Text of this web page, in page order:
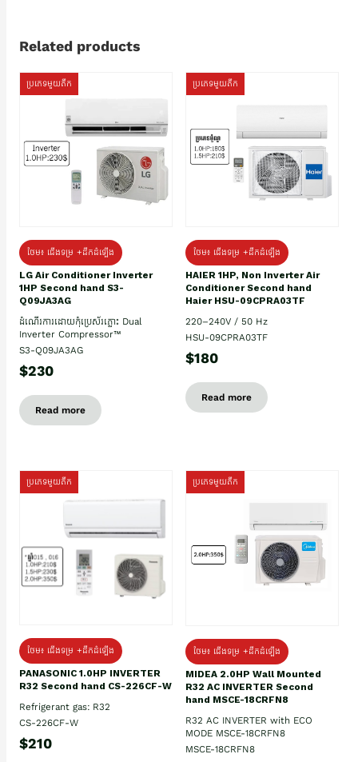
Related products
ប្រភេទមួយតឹក
ថែម៖ ជើងទម្រ +ដឹកដំឡើង
LG Air Conditioner Inverter
1HP Second hand S3-
Q09JA3AG
ដំណើរការដោយកុំប្រេស័រភ្លោះ Dual
Inverter Compressor™
S3-Q09JA3AG
$230
Read more
ប្រភេទមួយតឹក
ថែម៖ ជើងទម្រ +ដឹកដំឡើង
HAIER 1HP, Non Inverter Air
Conditioner Second hand
Haier HSU-09CPRA03TF
220–240V / 50 Hz
HSU-09CPRA03TF
$180
Read more
ប្រភេទមួយតឹក
ថែម៖ ជើងទម្រ +ដឹកដំឡើង
PANASONIC 1.0HP INVERTER
R32 Second hand CS-226CF-W
Refrigerant gas: R32
CS-226CF-W
$210
ប្រភេទមួយតឹក
ថែម៖ ជើងទម្រ +ដឹកដំឡើង
MIDEA 2.0HP Wall Mounted
R32 AC INVERTER Second
hand MSCE-18CRFN8
R32 AC INVERTER with ECO
MODE MSCE-18CRFN8
MSCE-18CRFN8